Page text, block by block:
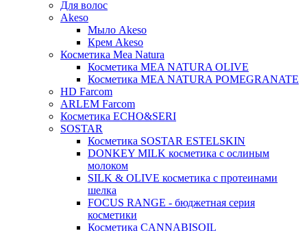
Для волос
Akeso
Мыло Akeso
Крем Akeso
Косметика Mea Natura
Косметика MEA NATURA OLIVE
Косметика MEA NATURA POMEGRANATE
HD Farcom
ARLEM Farcom
Косметика ECHO&SERI
SOSTAR
Косметика SOSTAR ESTELSKIN
DONKEY MILK косметика с ослиным
молоком
SILK & OLIVE косметика с протеинами
шелка
FOCUS RANGE - бюджетная серия
косметики
Косметика CANNABISOIL